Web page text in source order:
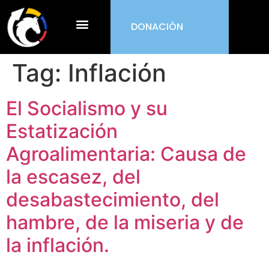
DONACIÓN
Tag: Inflación
El Socialismo y su
Estatización
Agroalimentaria: Causa de
la escasez, del
desabastecimiento, del
hambre, de la miseria y de
la inflación.